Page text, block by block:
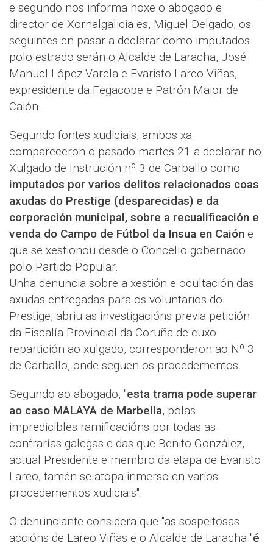
e segundo nos informa hoxe o abogado e
director de Xornalgalicia.es, Miguel Delgado, os
seguintes en pasar a declarar como imputados
polo estrado serán o Alcalde de Laracha, José
Manuel López Varela e Evaristo Lareo Viñas,
expresidente da Fegacope e Patrón Maior de
Caión.
Segundo fontes xudiciais, ambos xa
compareceron o pasado martes 21 a declarar no
Xulgado de Instrución nº 3 de Carballo como
imputados por varios delitos relacionados coas
axudas do Prestige (desparecidas) e da
corporación municipal, sobre a recualificación e
venda do Campo de Fútbol da Insua en Caión e
que se xestionou desde o Concello gobernado
polo Partido Popular.
Unha denuncia sobre a xestión e ocultación das
axudas entregadas para os voluntarios do
Prestige, abriu as investigacións previa petición
da Fiscalía Provincial da Coruña de cuxo
repartición ao xulgado, corresponderon ao Nº 3
de Carballo, onde seguen os procedementos .
Segundo ao abogado, "esta trama pode superar
ao caso MALAYA de Marbella, polas
impredicibles ramificacións por todas as
confrarías galegas e das que Benito González,
actual Presidente e membro da etapa de Evaristo
Lareo, tamén se atopa inmerso en varios
procedementos xudiciais".
O denunciante considera que "as sospeitosas
accións de Lareo Viñas e o Alcalde de Laracha "é